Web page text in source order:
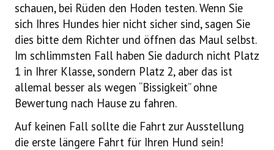
schauen, bei Rüden den Hoden testen. Wenn Sie
sich Ihres Hundes hier nicht sicher sind, sagen Sie
dies bitte dem Richter und öffnen das Maul selbst.
Im schlimmsten Fall haben Sie dadurch nicht Platz
1 in Ihrer Klasse, sondern Platz 2, aber das ist
allemal besser als wegen “Bissigkeit” ohne
Bewertung nach Hause zu fahren.
Auf keinen Fall sollte die Fahrt zur Ausstellung
die erste längere Fahrt für Ihren Hund sein!